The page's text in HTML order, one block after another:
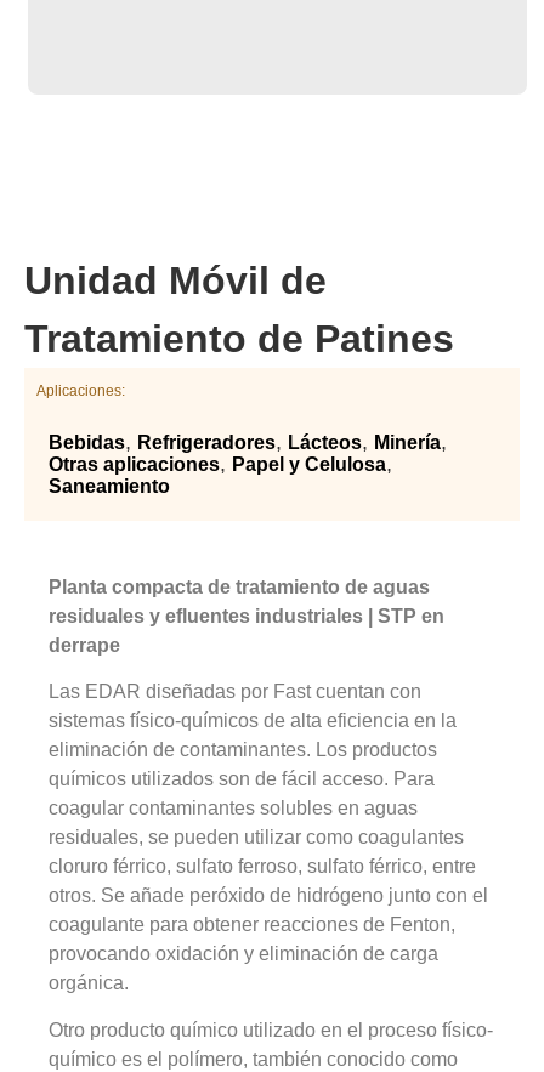
Unidad Móvil de
Tratamiento de Patines
Aplicaciones:
Bebidas, Refrigeradores, Lácteos, Minería,
Otras aplicaciones, Papel y Celulosa,
Saneamiento
Planta compacta de tratamiento de aguas
residuales y efluentes industriales | STP en
derrape
Las EDAR diseñadas por Fast cuentan con
sistemas físico-químicos de alta eficiencia en la
eliminación de contaminantes. Los productos
químicos utilizados son de fácil acceso. Para
coagular contaminantes solubles en aguas
residuales, se pueden utilizar como coagulantes
cloruro férrico, sulfato ferroso, sulfato férrico, entre
otros. Se añade peróxido de hidrógeno junto con el
coagulante para obtener reacciones de Fenton,
provocando oxidación y eliminación de carga
orgánica.
Otro producto químico utilizado en el proceso físico-
químico es el polímero, también conocido como